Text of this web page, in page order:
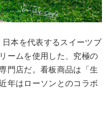
日本を代表するスイーツブ
ームを使用した、究極の
門店だ。看板商品は「生
年はローソンとのコラボ